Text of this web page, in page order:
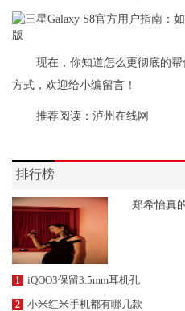
现在，你知道怎么更彻底的
方式，欢迎给小编留言！
推荐阅读： 泸州在线网
排行榜
郑希怡真
1 iQOO3保留3.5mm耳机孔
2 小米红米手机都有哪几款